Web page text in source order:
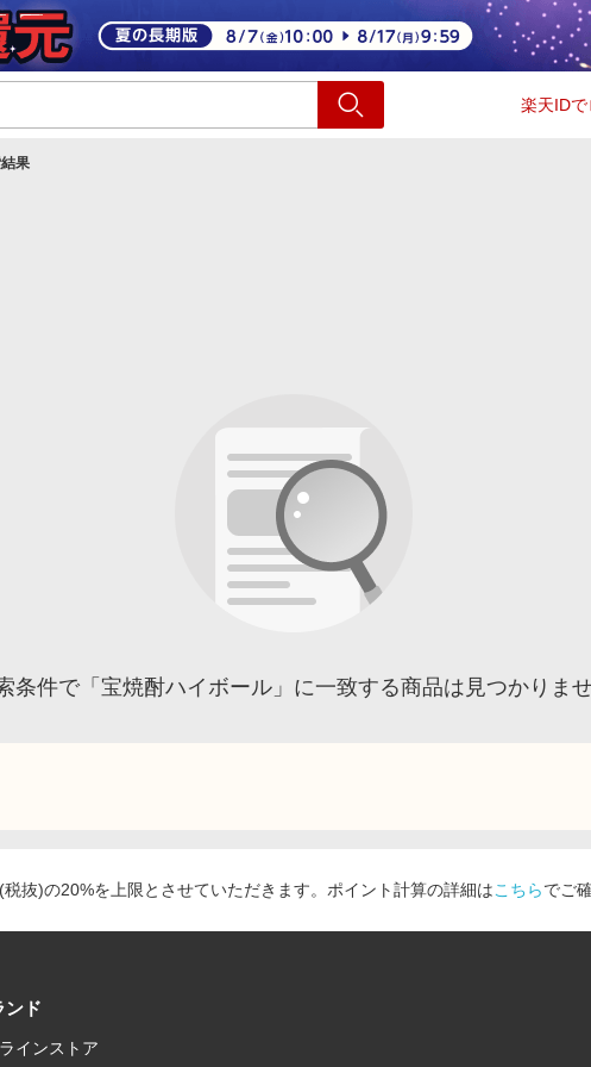
楽天ID
ング
果
条件で「宝焼酎ハイボール」に一致する商品は見つかりませ
抜)の20%を上限とさせていただきます。ポイント計算の詳細はこちらでご
ンド
インストア